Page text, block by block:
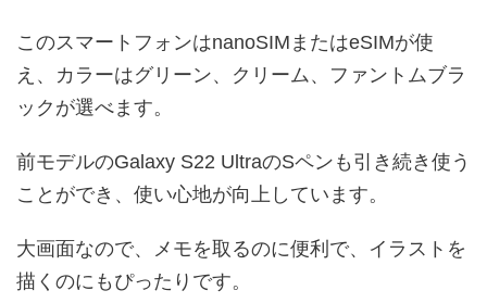
このスマートフォンはnanoSIMまたはeSIMが使
え、カラーはグリーン、クリーム、ファントムブラ
ックが選べます。
前モデルのGalaxy S22 UltraのSペンも引き続き使う
ことができ、使い心地が向上しています。
大画面なので、メモを取るのに便利で、イラストを
描くのにもぴったりです。